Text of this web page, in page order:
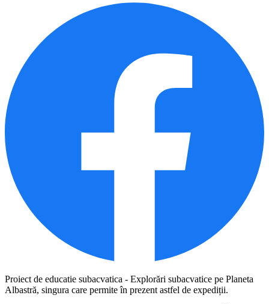
Proiect de educatie subacvatica - Explorări subacvatice pe Planeta
Albastră, singura care permite în prezent astfel de expediții.